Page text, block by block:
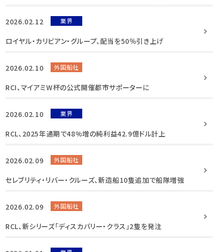
2026.02.12 業界
ロイヤル・カリビアン・グループ、配当を50％引き上げ
2026.02.10 外国船社
RCI、マイアミW杯の公式開催都市サポーターに
2026.02.10 業界
RCL、2025年通期で48%増の純利益42.9億ドル計上
2026.02.09 外国船社
セレブリティ・リバー・クルーズ、新造船10隻追加で船隊増強
2026.02.09 外国船社
RCL、新シリーズ「ディスカバリー・クラス」2隻を発注